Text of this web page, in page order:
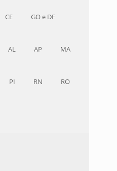
CE GO e DF
AL AP MA
PI RN RO